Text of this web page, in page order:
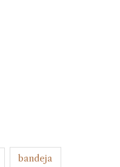
bandeja